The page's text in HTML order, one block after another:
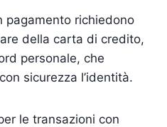
pagamento richiedono
della carta di credito,
personale, che
sicurezza l’identità.
le transazioni con